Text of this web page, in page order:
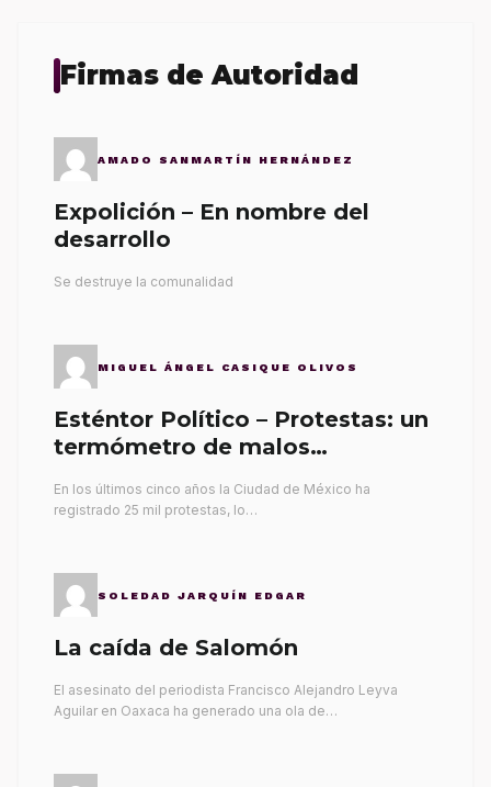
Firmas de Autoridad
AMADO SANMARTÍN HERNÁNDEZ
Expolición – En nombre del
desarrollo
Se destruye la comunalidad
MIGUEL ÁNGEL CASIQUE OLIVOS
Esténtor Político – Protestas: un
termómetro de malos
En los últimos cinco años la Ciudad de México ha
registrado 25 mil protestas, lo…
SOLEDAD JARQUÍN EDGAR
La caída de Salomón
El asesinato del periodista Francisco Alejandro Leyva
Aguilar en Oaxaca ha generado una ola de…